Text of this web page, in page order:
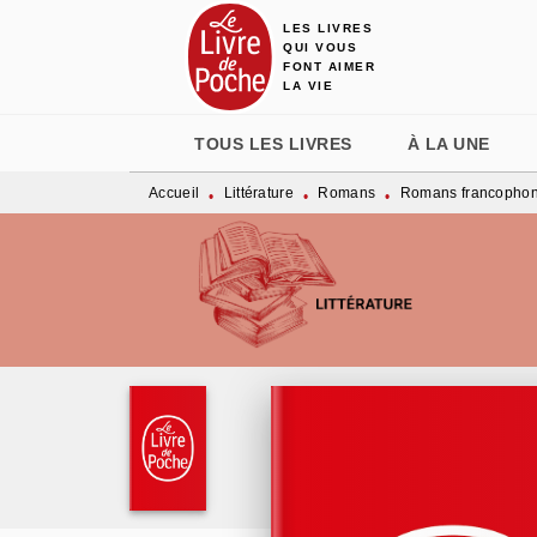
MENU RECHERCHE
LES LIVRES
QUI VOUS
FONT AIMER
LA VIE
TOUS LES LIVRES À LA UNE
Accueil • Littérature • Romans • Romans